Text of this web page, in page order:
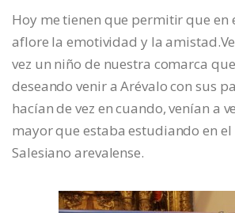
Hoy me tienen que permitir que en
aflore la emotividad y la
vez un niño de nuestra comarca
deseando venir a Arévalo con sus
hacían de vez en cuando, venían a
mayor que estaba estudiando en
Salesiano arevalense.